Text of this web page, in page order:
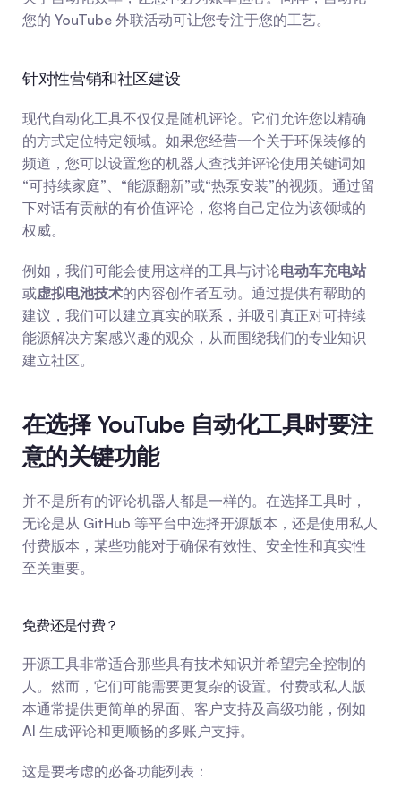
您的 YouTube 外联活动可让您专注于您的工艺。
针对性营销和社区建设
现代自动化工具不仅仅是随机评论。它们允许您以精确
的方式定位特定领域。如果您经营一个关于环保装修的
频道，您可以设置您的机器人查找并评论使用关键词如
“可持续家庭”、“能源翻新”或“热泵安装”的视频。通过留
下对话有贡献的有价值评论，您将自己定位为该领域的
权威。
例如，我们可能会使用这样的工具与讨论电动车充电站
或虚拟电池技术的内容创作者互动。通过提供有帮助的
建议，我们可以建立真实的联系，并吸引真正对可持续
能源解决方案感兴趣的观众，从而围绕我们的专业知识
建立社区。
在选择 YouTube 自动化工具时要注
意的关键功能
并不是所有的评论机器人都是一样的。在选择工具时，
无论是从 GitHub 等平台中选择开源版本，还是使用私人
付费版本，某些功能对于确保有效性、安全性和真实性
至关重要。
免费还是付费？
开源工具非常适合那些具有技术知识并希望完全控制的
人。然而，它们可能需要更复杂的设置。付费或私人版
本通常提供更简单的界面、客户支持及高级功能，例如
AI 生成评论和更顺畅的多账户支持。
这是要考虑的必备功能列表：